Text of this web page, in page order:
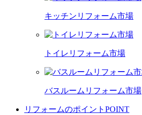
キッチンリフォーム市場
トイレリフォーム市場
バスルームリフォーム市場
リフォームのポイント POINT